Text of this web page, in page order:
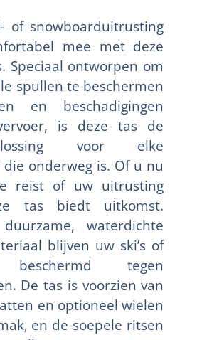
of snowboarduitrusting
mee met deze
Speciaal ontworpen om
spullen te beschermen
en beschadigingen
is deze tas de
voor elke
onderweg is. Of u nu
reist of uw uitrusting
tas biedt uitkomst.
waterdichte
blijven uw ski’s of
beschermd tegen
De tas is voorzien van
en optioneel wielen
en de soepele ritsen